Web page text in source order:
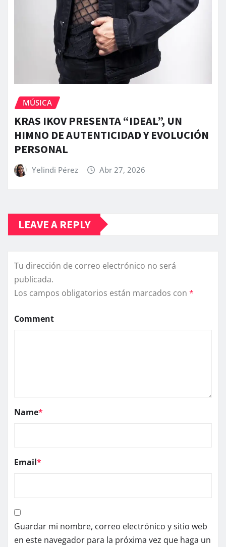
MÚSICA
KRAS IKOV PRESENTA “IDEAL”, UN
HIMNO DE AUTENTICIDAD Y EVOLUCIÓN
PERSONAL
Yelindi Pérez Abr 27, 2026
LEAVE A REPLY
Tu dirección de correo electrónico no será
publicada.
Los campos obligatorios están marcados con *
Comment
Name*
Email*
Guardar mi nombre, correo electrónico y sitio web
en este navegador para la próxima vez que haga un